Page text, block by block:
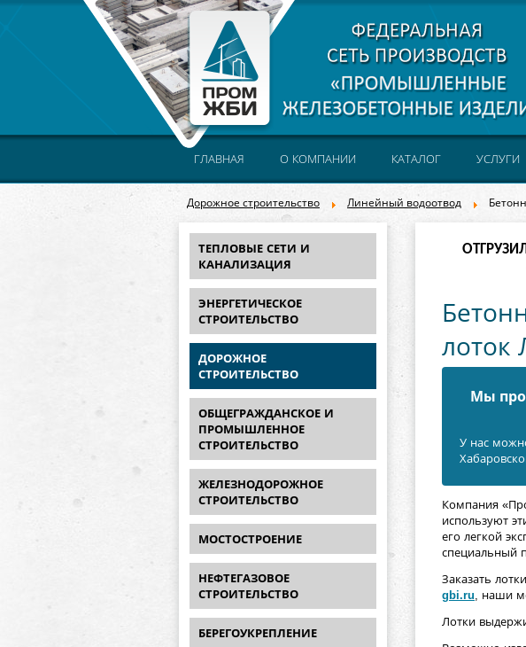
Дорожное строительство Линейный водоотвод
ГЛАВНАЯ О КОМПАНИИ КАТАЛОГ УСЛУГИ
ТЕПЛОВЫЕ СЕТИ И
КАНАЛИЗАЦИЯ
ЭНЕРГЕТИЧЕСКОЕ
СТРОИТЕЛЬСТВО
ДОРОЖНОЕ
СТРОИТЕЛЬСТВО
ОБЩЕГРАЖДАНСКОЕ И
ПРОМЫШЛЕННОЕ
СТРОИТЕЛЬСТВО
ЖЕЛЕЗНОДОРОЖНОЕ
СТРОИТЕЛЬСТВО
МОСТОСТРОЕНИЕ
НЕФТЕГАЗОВОЕ
СТРОИТЕЛЬСТВО
БЕРЕГОУКРЕПЛЕНИЕ
лоток
Мы
У нас
Компания
используют
его легкой
специальный
Заказать
gbi.ru, наши
Лотки